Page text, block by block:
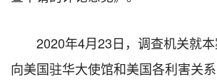
2020年4月23日，调查机关就
向美国驻华大使馆和美国各利害关